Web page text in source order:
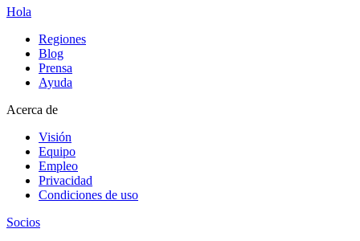
Hola
Regiones
Blog
Prensa
Ayuda
Acerca de
Visión
Equipo
Empleo
Privacidad
Condiciones de uso
Socios